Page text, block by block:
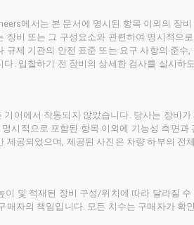
에서는 본 문서에 명시된 항목 이외의 장
비 또는 그 구성요소와 관련하여 명시적으
제 기관의 안전 표준 또는 요구 사항의 준수,
. 입찰하기 전 장비의 상세한 검사를 실시하
어에서 작동되지 않았습니다. 당사는 장비
시적으로 포함된 항목 이외에 기능성 측면과
공되었으며, 제공된 사진은 차량 하부의 전
및 적재된 장비 구성/위치에 따라 달라질 수
자의 책임입니다. 모든 치수는 구매자가 확